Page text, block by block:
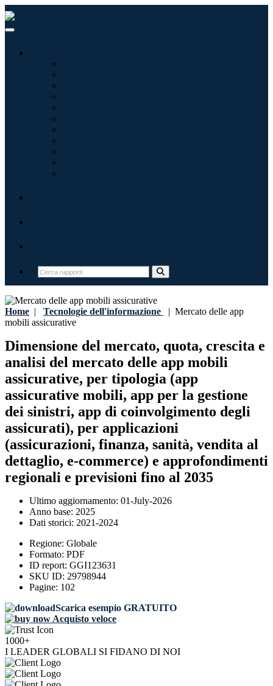
Home | Tecnologie dell'informazione | Mercato delle app
mobili assicurative
Dimensione del mercato, quota, crescita e
analisi del mercato delle app mobili
assicurative, per tipologia (app
assicurative mobili, app per la gestione
dei sinistri, app di coinvolgimento degli
assicurati), per applicazioni
(assicurazioni, finanza, sanità, vendita al
dettaglio, e-commerce) e approfondimenti
regionali e previsioni fino al 2035
Ultimo aggiornamento: 01-July-2026
Anno base: 2025
Dati storici: 2021-2024
Regione: Globale
Formato: PDF
ID report: GGI123631
SKU ID: 29798944
Pagine: 102
Scarica esempio GRATUITO
Acquisto veloce
1000+
I LEADER GLOBALI SI FIDANO DI NOI